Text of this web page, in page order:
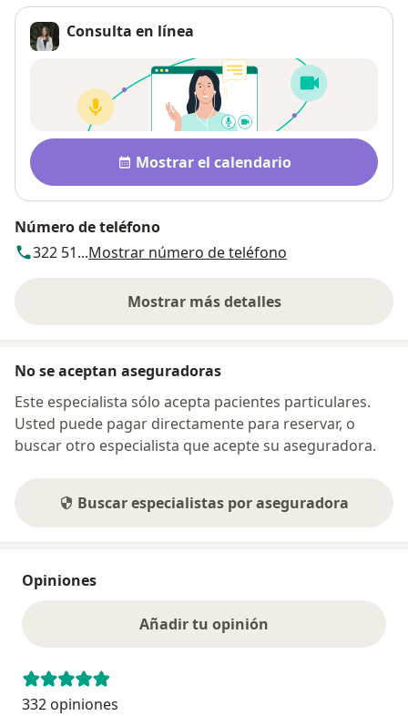
Consulta en línea
Disponibilidad
Mostrar el calendario
Número de teléfono
322 51...Mostrar número de teléfono
Mostrar más detalles
sobre la dirección
No se aceptan aseguradoras
Este especialista sólo acepta pacientes particulares.
Usted puede pagar directamente para reservar, o
buscar otro especialista que acepte su aseguradora.
Buscar especialistas por aseguradora
Opiniones
Añadir tu opinión
332 opiniones